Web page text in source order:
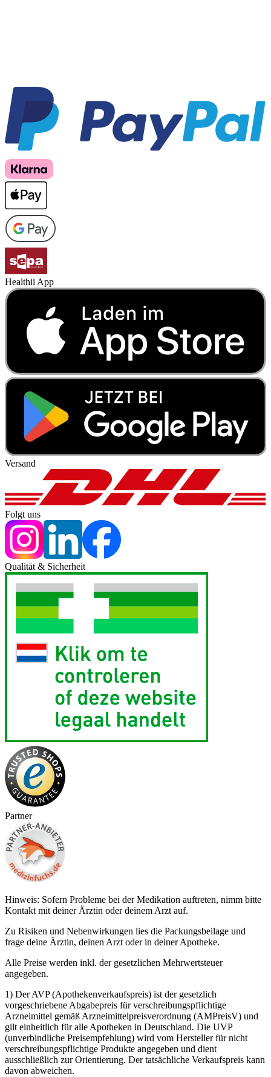
Healthii App
Versand
Folgt uns
Qualität & Sicherheit
Partner
Hinweis: Sofern Probleme bei der Medikation auftreten, nimm bitte
Kontakt mit deiner Ärztin oder deinem Arzt auf.
Zu Risiken und Nebenwirkungen lies die Packungsbeilage und
frage deine Ärztin, deinen Arzt oder in deiner Apotheke.
Alle Preise werden inkl. der gesetzlichen Mehrwertsteuer
angegeben.
1) Der AVP (Apothekenverkaufspreis) ist der gesetzlich
vorgeschriebene Abgabepreis für verschreibungspflichtige
Arzneimittel gemäß Arzneimittelpreisverordnung (AMPreisV) und
gilt einheitlich für alle Apotheken in Deutschland. Die UVP
(unverbindliche Preisempfehlung) wird vom Hersteller für nicht
verschreibungspflichtige Produkte angegeben und dient
ausschließlich zur Orientierung. Der tatsächliche Verkaufspreis kann
davon abweichen.